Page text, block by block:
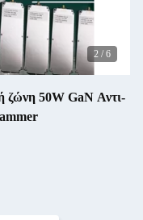
2 / 6
ζώνη 50W GaN Αντι-